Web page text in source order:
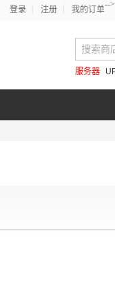
-->
登录 注册 我的订单
服务器